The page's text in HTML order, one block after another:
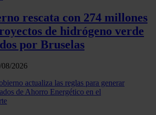
combinarla con otra información
o que hayan recopilado a
haya hecho de sus servicios.
rescata con 274 millones
de hidrógeno verde
por Bruselas
08/2026